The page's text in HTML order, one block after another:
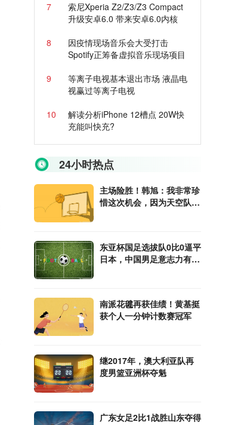
7
索尼Xperia Z2/Z3/Z3 Compact
升级安卓6.0 带来安卓6.0内核
8
因疫情现场音乐会大受打击
Spotify正筹备虚拟音乐现场项目
9
等离子电视基本退出市场 液晶电
视赢过等离子电视
10
解读分析iPhone 12槽点 20W快
充能叫快充?
24小时热点
主场险胜！韩旭：我非常珍
惜这次机会，因为天空队是
东亚杯国足选拔队0比0逼平
日本，中国男足意志力有进
南派花毽再获佳绩！黄基挺
获个人一分钟计数赛冠军
继2017年，澳大利亚队再
度男篮亚洲杯夺魁
广东女足2比1战胜山东夺得